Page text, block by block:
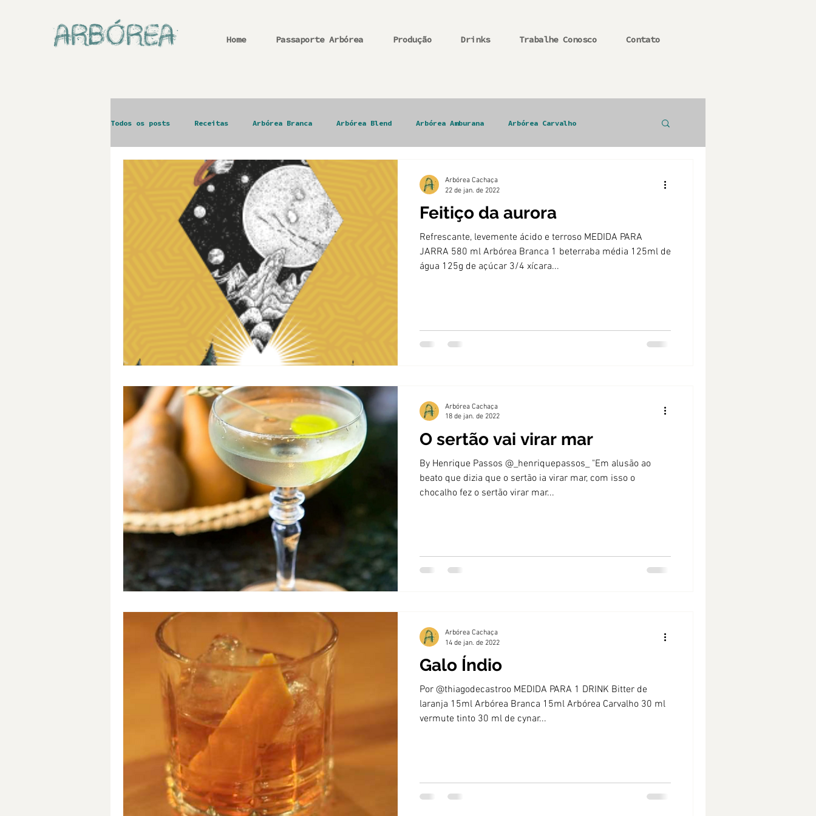
Home Passaporte Arbórea Produção Drinks Trabalhe Conosco Contato
Todos os posts Receitas Arbórea Branca Arbórea Blend Arbórea Amburana Arbórea Carvalho
Feitiço da aurora
Refrescante, levemente ácido e terroso MEDIDA PARA
JARRA 580 ml Arbórea Branca 1 beterraba média 125ml de
água 125g de açúcar 3/4 xícara...
Arbórea Cachaça
22 de jan. de 2022
O sertão vai virar mar
By Henrique Passos @_henriquepassos_ "Em alusão ao
beato que dizia que o sertão ia virar mar, com isso o
chocalho fez o sertão virar mar...
Arbórea Cachaça
18 de jan. de 2022
Galo Índio
Por @thiagodecastroo MEDIDA PARA 1 DRINK Bitter de
laranja 15ml Arbórea Branca 15ml Arbórea Carvalho 30 ml
vermute tinto 30 ml de cynar...
Arbórea Cachaça
14 de jan. de 2022